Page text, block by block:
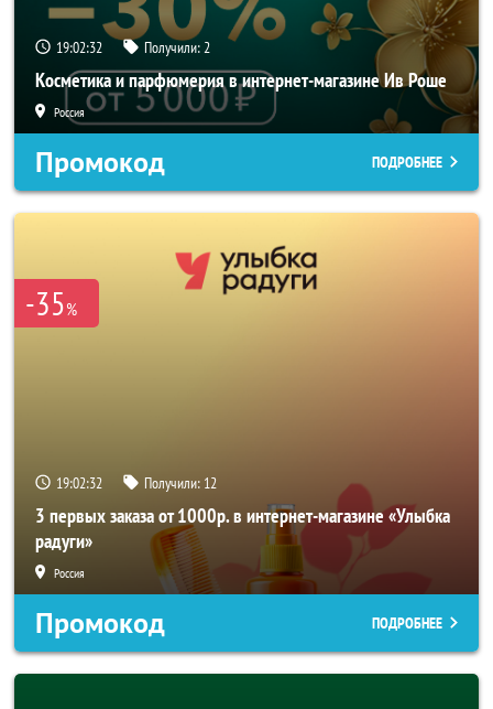
19:02:30 Получили:2
Косметика и парфюмерия в интернет-магазине Ив Роше
Россия
Промокод ПОДРОБНЕЕ
-35%
19:02:30 Получили: 12
3 первых заказа от 1000р. в интернет-магазине «Улыбка
радуги»
Россия
Промокод ПОДРОБНЕЕ